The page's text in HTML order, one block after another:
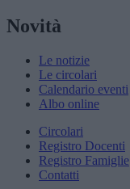
Novità
Le notizie
Le circolari
Calendario eventi
Albo online
Circolari
Registro Docenti
Registro Famiglie
Contatti